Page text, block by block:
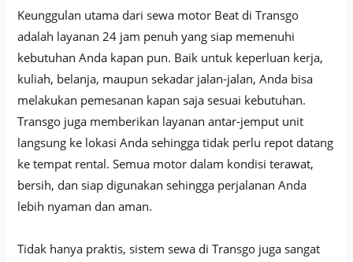
Keunggulan utama dari sewa motor Beat di Transgo
adalah layanan 24 jam penuh yang siap memenuhi
kebutuhan Anda kapan pun. Baik untuk keperluan kerja,
kuliah, belanja, maupun sekadar jalan-jalan, Anda bisa
melakukan pemesanan kapan saja sesuai kebutuhan.
Transgo juga memberikan layanan antar-jemput unit
langsung ke lokasi Anda sehingga tidak perlu repot datang
ke tempat rental. Semua motor dalam kondisi terawat,
bersih, dan siap digunakan sehingga perjalanan Anda
lebih nyaman dan aman.
Tidak hanya praktis, sistem sewa di Transgo juga sangat